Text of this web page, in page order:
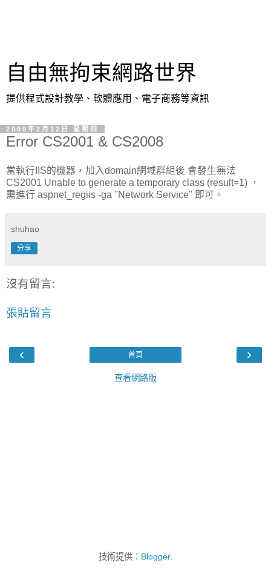
自由無拘束網路世界
提供程式設計教學、軟體應用、電子商務等資訊
2009年2月12日 星期四
Error CS2001 & CS2008
當執行IIS的機器，加入domain網域群組後 會發生無法
CS2001 Unable to generate a temporary class (result=1) ，
需進行 aspnet_regiis -ga "Network Service" 即可。
shuhao
分享
沒有留言:
張貼留言
‹ ›
首頁
查看網路版
技術提供： Blogger.